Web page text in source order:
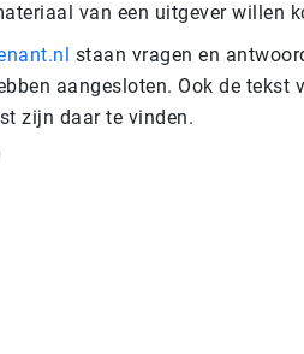
van een uitgever willen
staan vragen en
aangesloten. Ook de tekst
zijn daar te vinden.